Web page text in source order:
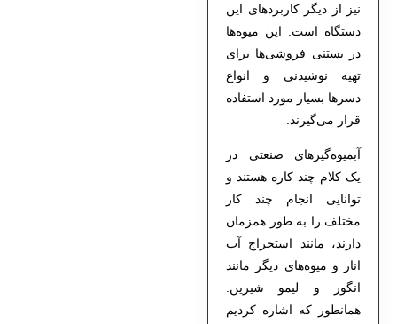
نیز از دیگر کاربردهای این
دستگاه است. این میوه‌ها
در بستنی فروشی‌ها برای
تهیه نوشیدنی و انواع
دسرها بسیار مورد استفاده
قرار می‌گیرند.
آبمیوه‌گیرهای صنعتی در
یک کلام چند کاره هستند و
توانایی انجام چند کار
مختلف را به طور همزمان
دارند، مانند استخراج آب
انار و میوه‌های دیگر مانند
انگور و لیمو شیرین.
همانطور که اشاره کردیم